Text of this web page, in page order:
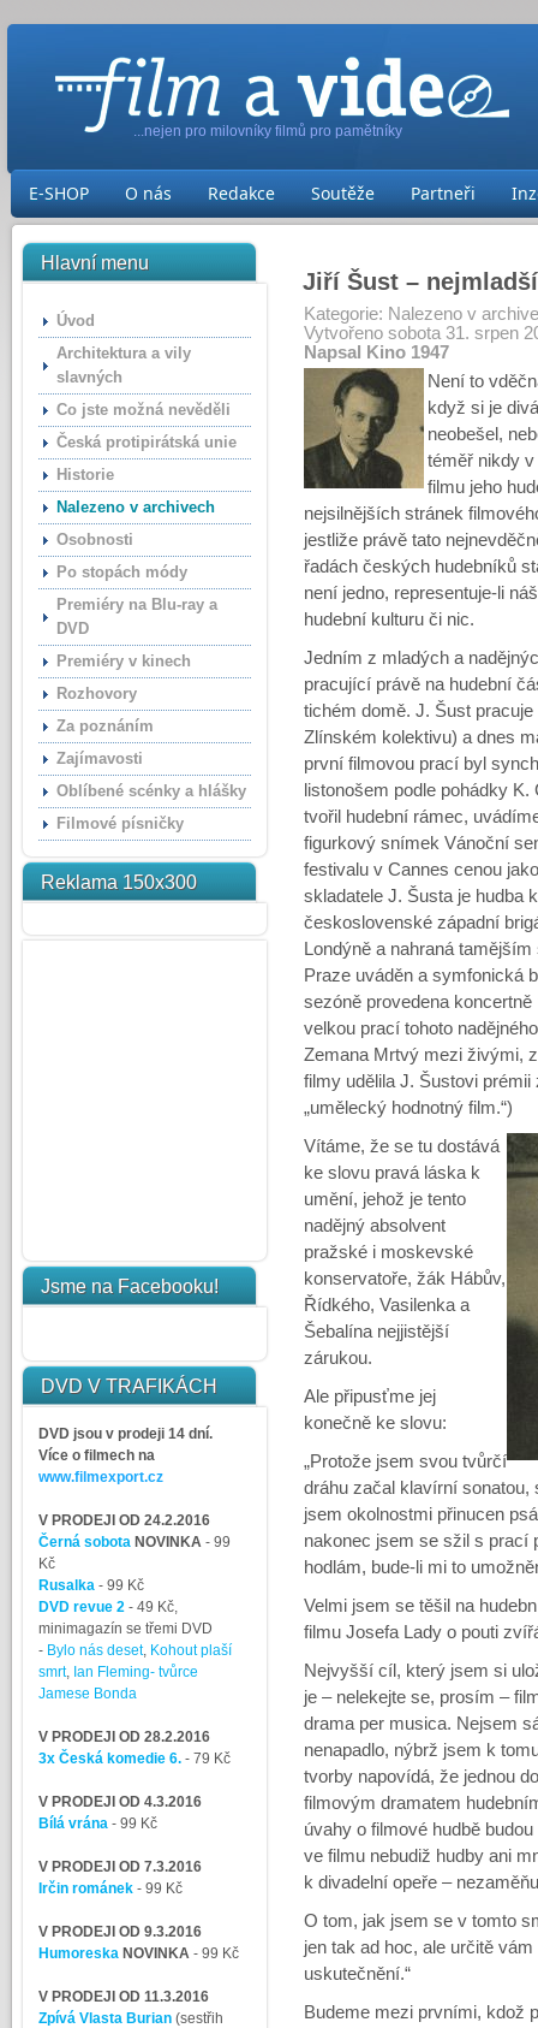
...nejen pro milovníky filmů pro pamětníky
E-SHOP O nás Redakce Soutěže Partneři
Hlavní menu
Úvod
Architektura a vily
slavných
Co jste možná nevěděli
Česká protipirátská unie
Historie
Nalezeno v archivech
Osobnosti
Po stopách módy
Premiéry na Blu-ray a
DVD
Premiéry v kinech
Rozhovory
Za poznáním
Zajímavosti
Oblíbené scénky a hlášky
Filmové písničky
Reklama 150x300
Jsme na Facebooku!
DVD V TRAFIKÁCH
DVD jsou v prodeji 14 dní.
Více o filmech na
www.filmexport.cz
V PRODEJI OD 24.2.2016
Černá sobotaNOVINKA - 99
Kč
Rusalka- 99 Kč
DVD revue 2- 49 Kč,
minimagazín se třemi DVD
- Bylo nás deset, Kohout plaší
smrt, Ian Fleming- tvůrce
Jamese Bonda
V PRODEJI OD 28.2.2016
3x Česká komedie 6. - 79 Kč
V PRODEJI OD 4.3.2016
Bílá vrána- 99 Kč
V PRODEJI OD 7.3.2016
Irčin románek - 99 Kč
V PRODEJI OD 9.3.2016
HumoreskaNOVINKA - 99 Kč
V PRODEJI OD 11.3.2016
Zpívá Vlasta Burian (sestřih
Jiří Šust –
Kategorie: Nalezeno v
Vytvořeno sobota 31. srpen
Napsal Kino 1947
Není to
když si je
neobešel,
téměř nikdy
filmu jeho
nejsilnějších stránek
jestliže právě tato
řadách českých hudebníků
není jedno, representuje-li
hudební kulturu či nic.
Jedním z mladých a
pracující právě na hudební
tichém domě. J. Šust
Zlínském kolektivu) a dnes
první filmovou prací byl
listonošem podle pohádky
tvořil hudební rámec,
figurkový snímek Vánoční
festivalu v Cannes cenou
skladatele J. Šusta je hudba
československé západní
Londýně a nahraná
Praze uváděn a symfonická
sezóně provedena
velkou prací tohoto
Zemana Mrtvý mezi živými,
filmy udělila J. Šustovi
„umělecký hodnotný film.“)
Vítáme, že se tu dostává
ke slovu pravá láska k
umění, jehož je tento
nadějný absolvent
pražské i moskevské
konservatoře, žák Hábův,
Řídkého, Vasilenka a
Šebalína nejjistější
zárukou.
Ale připusťme jej
konečně ke slovu:
„Protože jsem svou tvůrčí
dráhu začal klavírní
jsem okolnostmi přinucen
nakonec jsem se sžil s prací
hodlám, bude-li mi to
Velmi jsem se těšil na
filmu Josefa Lady o pouti
Nejvyšší cíl, který jsem si
je – nelekejte se, prosím –
drama per musica. Nejsem
nenapadlo, nýbrž jsem k
tvorby napovídá, že jednou
filmovým dramatem
úvahy o filmové hudbě
ve filmu nebudiž hudby ani
k divadelní opeře –
O tom, jak jsem se v tomto
jen tak ad hoc, ale určitě
uskutečnění.“
Budeme mezi prvními, kdož